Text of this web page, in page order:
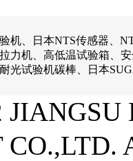
机、日本NTS传感器、
力机、高低温试验箱、
光试验机碳棒、日本